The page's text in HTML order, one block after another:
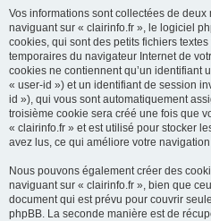
Vos informations sont collectées de
naviguant sur « clairinfo.fr », le logiciel
cookies, qui sont des petits fichiers
temporaires du navigateur Internet de
cookies ne contiennent qu’un identifiant
« user-id ») et un identifiant de session
id »), qui vous sont automatiquement
troisième cookie sera créé une fois que
« clairinfo.fr » et est utilisé pour stocker
avez lus, ce qui améliore votre
Nous pouvons également créer des
naviguant sur « clairinfo.fr », bien que
document qui est prévu pour couvrir
phpBB. La seconde manière est de